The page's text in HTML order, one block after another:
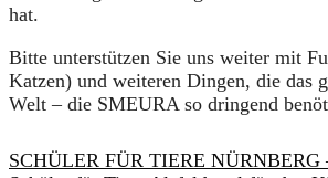
hat.
Bitte unterstützen Sie uns weiter mit
Katzen) und weiteren Dingen, die das
Welt – die SMEURA so dringend
SCHÜLER FÜR TIERE NÜRNBERG